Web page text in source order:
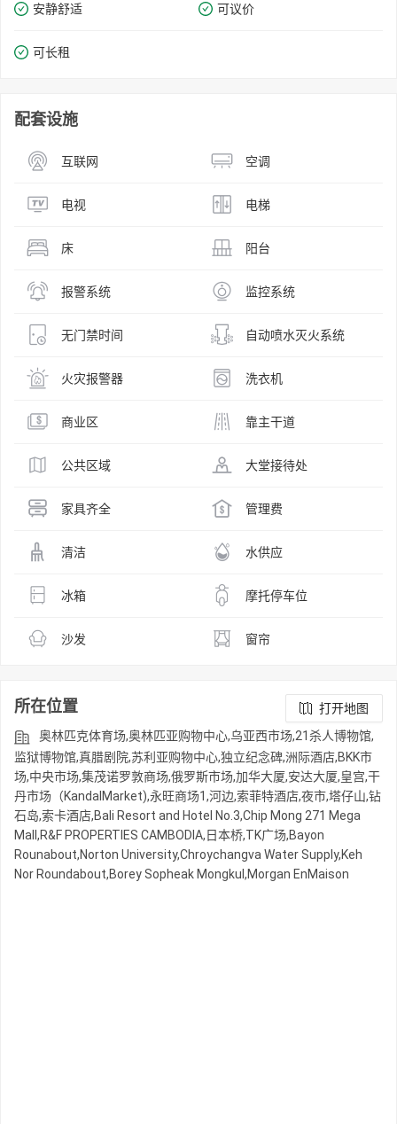
安静舒适 可议价
可长租
配套设施
互联网 空调
电视 电梯
床 阳台
报警系统 监控系统
无门禁时间 自动喷水灭火系统
火灾报警器 洗衣机
商业区 靠主干道
公共区域 大堂接待处
家具齐全 管理费
清洁 水供应
冰箱 摩托停车位
沙发 窗帘
所在位置
打开地图
奥林匹克体育场,奥林匹亚购物中心,乌亚西市场,21杀人博物馆,
监狱博物馆,真腊剧院,苏利亚购物中心,独立纪念碑,洲际酒店,BKK市
场,中央市场,集茂诺罗敦商场,俄罗斯市场,加华大厦,安达大厦,皇宫,干
丹市场（KandalMarket),永旺商场1,河边,索菲特酒店,夜市,塔仔山,钻
石岛,索卡酒店,Bali Resort and Hotel No.3,Chip Mong 271 Mega
Mall,R&F PROPERTIES CAMBODIA,日本桥,TK广场,Bayon
Rounabout,Norton University,Chroychangva Water Supply,Keh
Nor Roundabout,Borey Sopheak Mongkul,Morgan EnMaison